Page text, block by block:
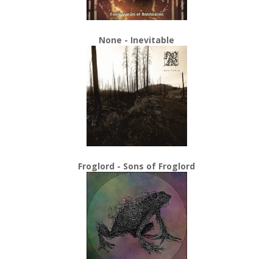
None - Inevitable
Froglord - Sons of Froglord